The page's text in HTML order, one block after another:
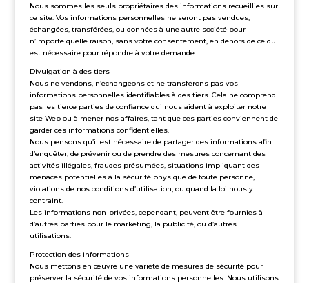
Nous sommes les seuls propriétaires des informations recueillies sur
ce site. Vos informations personnelles ne seront pas vendues,
échangées, transférées, ou données à une autre société pour
n’importe quelle raison, sans votre consentement, en dehors de ce qui
est nécessaire pour répondre à votre demande.
Divulgation à des tiers
Nous ne vendons, n’échangeons et ne transférons pas vos
informations personnelles identifiables à des tiers. Cela ne comprend
pas les tierce parties de confiance qui nous aident à exploiter notre
site Web ou à mener nos affaires, tant que ces parties conviennent de
garder ces informations confidentielles.
Nous pensons qu’il est nécessaire de partager des informations afin
d’enquêter, de prévenir ou de prendre des mesures concernant des
activités illégales, fraudes présumées, situations impliquant des
menaces potentielles à la sécurité physique de toute personne,
violations de nos conditions d’utilisation, ou quand la loi nous y
contraint.
Les informations non-privées, cependant, peuvent être fournies à
d’autres parties pour le marketing, la publicité, ou d’autres
utilisations.
Protection des informations
Nous mettons en œuvre une variété de mesures de sécurité pour
préserver la sécurité de vos informations personnelles. Nous utilisons